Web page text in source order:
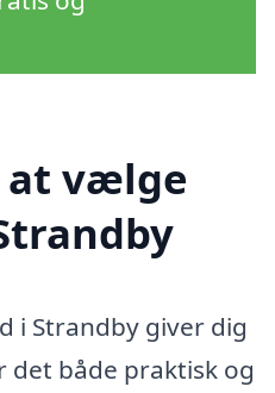
at vælge
i Strandby giver dig
både praktisk og